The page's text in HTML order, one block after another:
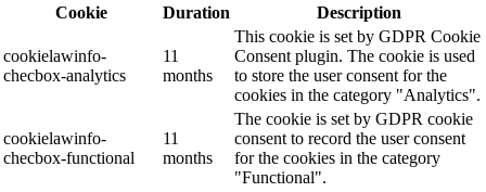
Cookie
Duration Description
cookielawinfo-
checbox-analytics
11
months
This cookie is set by GDPR Cookie
Consent plugin. The cookie is used
to store the user consent for the
cookies in the category "Analytics".
cookielawinfo-
checbox-functional
11
months
The cookie is set by GDPR cookie
consent to record the user consent
for the cookies in the category
"Functional".